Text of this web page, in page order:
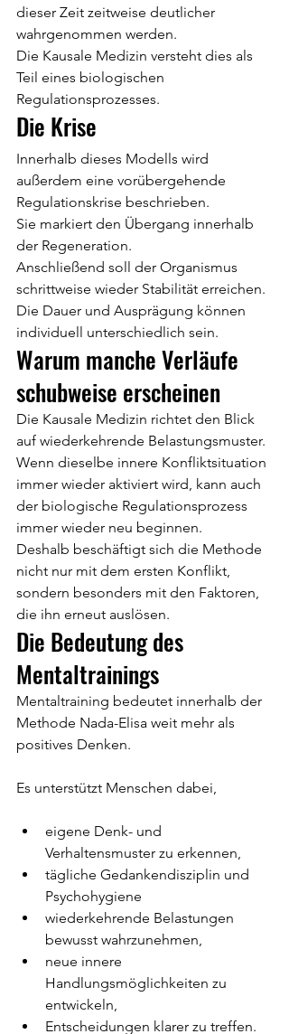
dieser Zeit zeitweise deutlicher
wahrgenommen werden.
Die Kausale Medizin versteht dies als
Teil eines biologischen
Regulationsprozesses.
Die Krise
Innerhalb dieses Modells wird
außerdem eine vorübergehende
Regulationskrise beschrieben.
Sie markiert den Übergang innerhalb
der Regeneration.
Anschließend soll der Organismus
schrittweise wieder Stabilität erreichen.
Die Dauer und Ausprägung können
individuell unterschiedlich sein.
Warum manche Verläufe
schubweise erscheinen
Die Kausale Medizin richtet den Blick
auf wiederkehrende Belastungsmuster.
Wenn dieselbe innere Konfliktsituation
immer wieder aktiviert wird, kann auch
der biologische Regulationsprozess
immer wieder neu beginnen.
Deshalb beschäftigt sich die Methode
nicht nur mit dem ersten Konflikt,
sondern besonders mit den Faktoren,
die ihn erneut auslösen.
Die Bedeutung des
Mentaltrainings
Mentaltraining bedeutet innerhalb der
Methode Nada-Elisa weit mehr als
positives Denken.
Es unterstützt Menschen dabei,
eigene Denk- und
Verhaltensmuster zu erkennen,
tägliche Gedankendisziplin und
Psychohygiene
wiederkehrende Belastungen
bewusst wahrzunehmen,
neue innere
Handlungsmöglichkeiten zu
entwickeln,
Entscheidungen klarer zu treffen.